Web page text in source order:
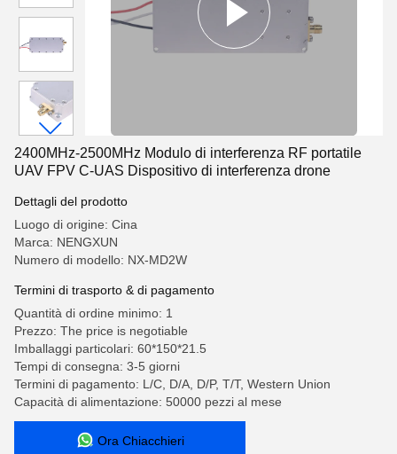
2400MHz-2500MHz Modulo di interferenza RF portatile
UAV FPV C-UAS Dispositivo di interferenza drone
Dettagli del prodotto
Luogo di origine: Cina
Marca: NENGXUN
Numero di modello: NX-MD2W
Termini di trasporto & di pagamento
Quantità di ordine minimo: 1
Prezzo: The price is negotiable
Imballaggi particolari: 60*150*21.5
Tempi di consegna: 3-5 giorni
Termini di pagamento: L/C, D/A, D/P, T/T, Western Union
Capacità di alimentazione: 50000 pezzi al mese
Ora Chiacchieri